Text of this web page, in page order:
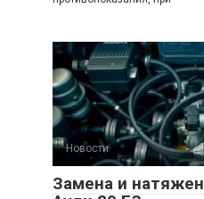
Новости
Замена и